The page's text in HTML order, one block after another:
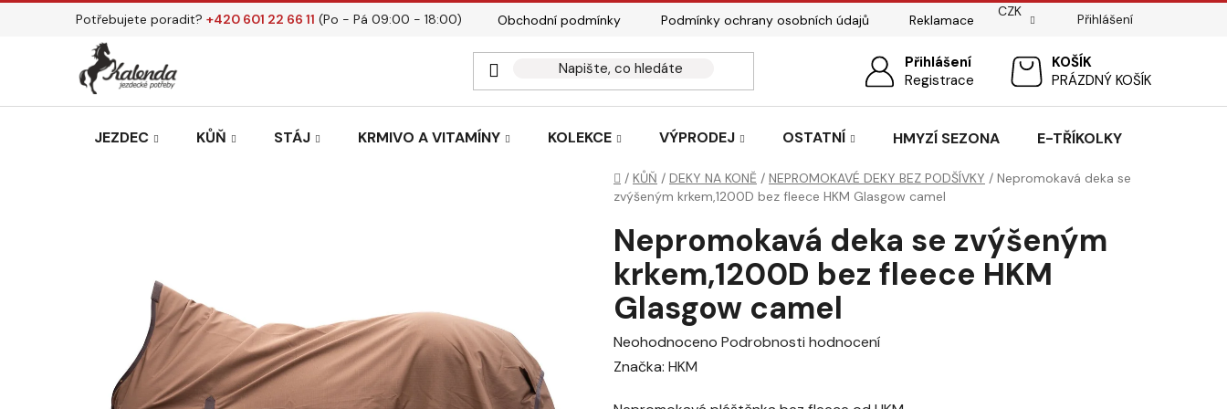
Přejít
Potřebujete poradit? +420 601 22 66 11 (Po - Pá 09:00 - 18:00) Obchodní podmínky Podmínky ochrany osobních údajů
Reklamace
Pasování sedel pro koně
CZK
Přihlášení
Přihlášení
Registrace
NÁKUPNÍPRÁZDNÝ KOŠÍK
JEZDEC KŮŇ STÁJ KRMIVO A VITAMÍNY KOLEKCE VÝPRODEJ OSTATNÍ HMYZÍ SEZONA E-TŘÍKOLKY
Domů
/ KŮŇ / DEKY NA KONĚ / NEPROMOKAVÉ DEKY BEZ PODŠÍVKY / Nepromokavá deka se
zvýšeným krkem,1200D bez fleece HKM Glasgow camel
Nepromokavá deka se zvýšeným
krkem,1200D bez fleece HKM
Glasgow camel
Průměrné
hodnocení
Neohodnoceno Podrobnosti hodnocení
Značka: HKM